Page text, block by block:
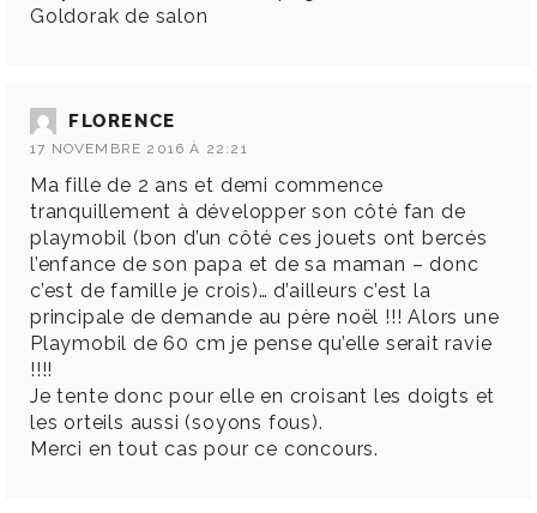
Goldorak de salon
FLORENCE
17 NOVEMBRE 2016 À 22:21
Ma fille de 2 ans et demi commence
tranquillement à développer son côté fan de
playmobil (bon d’un côté ces jouets ont bercés
l’enfance de son papa et de sa maman – donc
c’est de famille je crois)… d’ailleurs c’est la
principale de demande au père noël !!! Alors une
Playmobil de 60 cm je pense qu’elle serait ravie
!!!!
Je tente donc pour elle en croisant les doigts et
les orteils aussi (soyons fous).
Merci en tout cas pour ce concours.